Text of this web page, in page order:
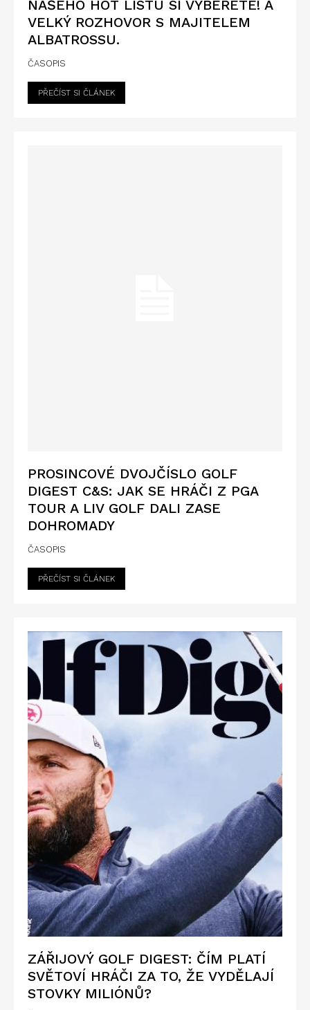
NAŠEHO HOT LISTU SI VYBERETE! A
VELKÝ ROZHOVOR S MAJITELEM
ALBATROSSU.
ČASOPIS
PŘEČÍST SI ČLÁNEK
PROSINCOVÉ DVOJČÍSLO GOLF
DIGEST C&S: JAK SE HRÁČI Z PGA
TOUR A LIV GOLF DALI ZASE
DOHROMADY
ČASOPIS
PŘEČÍST SI ČLÁNEK
ZÁŘIJOVÝ GOLF DIGEST: ČÍM PLATÍ
SVĚTOVÍ HRÁČI ZA TO, ŽE VYDĚLAJÍ
STOVKY MILIÓNŮ?